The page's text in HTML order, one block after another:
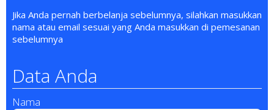
Jika Anda pernah berbelanja sebelumnya, silahkan masukkan
nama atau email sesuai yang Anda masukkan di pemesanan
sebelumnya
Data Anda
Nama